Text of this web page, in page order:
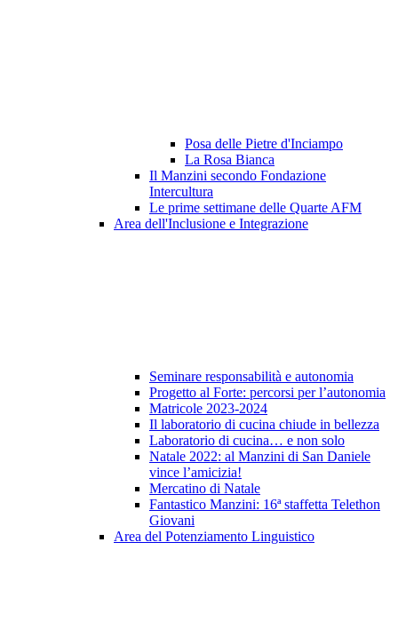
Posa delle Pietre d'Inciampo
La Rosa Bianca
Il Manzini secondo Fondazione
Intercultura
Le prime settimane delle Quarte AFM
Area dell'Inclusione e Integrazione
Seminare responsabilità e autonomia
Progetto al Forte: percorsi per l’autonomia
Matricole 2023-2024
Il laboratorio di cucina chiude in bellezza
Laboratorio di cucina… e non solo
Natale 2022: al Manzini di San Daniele
vince l’amicizia!
Mercatino di Natale
Fantastico Manzini: 16ª staffetta Telethon
Giovani
Area del Potenziamento Linguistico